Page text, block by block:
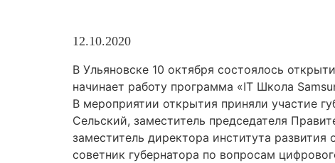
12.10.2020
В Ульяновске 10 октября состоялось
начинает работу программа «IT Школа
В мероприятии открытия приняли участие
Сельский, заместитель председателя
заместитель директора института
советник губернатора по вопросам